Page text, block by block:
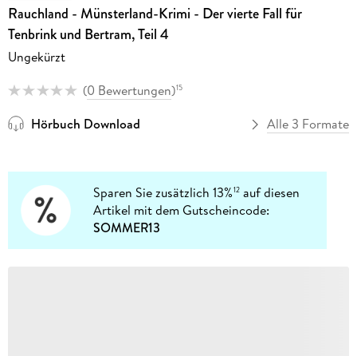
Rauchland - Münsterland-Krimi - Der vierte Fall für
Tenbrink und Bertram, Teil 4
Ungekürzt
(0 Bewertungen)15
Hörbuch Download Alle 3 Formate
Sparen Sie zusätzlich 13%12 auf diesen
Artikel mit dem Gutscheincode:
SOMMER13